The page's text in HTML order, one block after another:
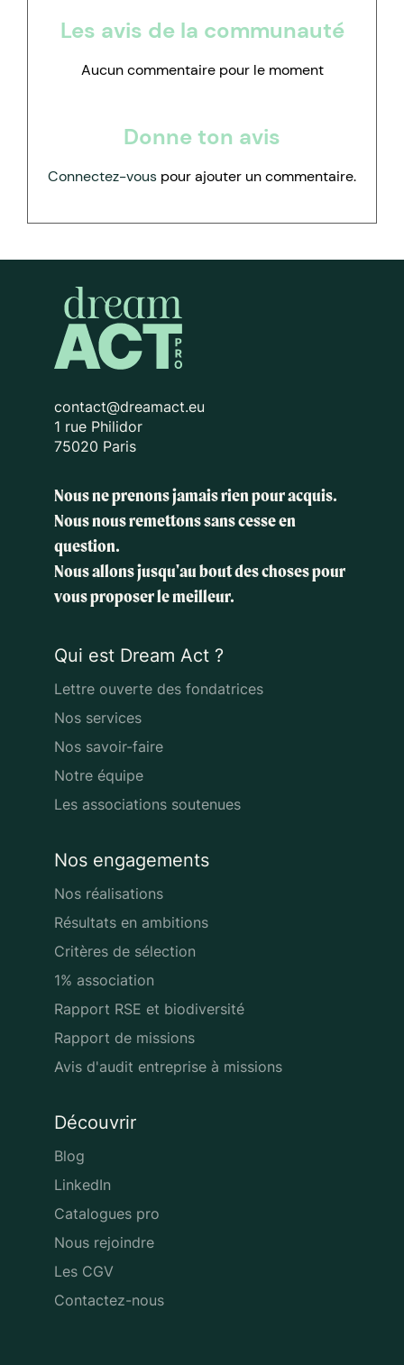
Les avis de la communauté
Aucun commentaire pour le moment
Donne ton avis
Connectez-vous pour ajouter un commentaire.
contact@dreamact.eu
1 rue Philidor
75020 Paris
Nous ne prenons jamais rien pour acquis.
Nous nous remettons sans cesse en
question.
Nous allons jusqu'au bout des chosespour
vous proposer le meilleur.
Qui est Dream Act ?
Lettre ouverte des fondatrices
Nos services
Nos savoir-faire
Notre équipe
Les associations soutenues
Nos engagements
Nos réalisations
Résultats en ambitions
Critères de sélection
1% association
Rapport RSE et biodiversité
Rapport de missions
Avis d'audit entreprise à missions
Découvrir
Blog
LinkedIn
Catalogues pro
Nous rejoindre
Les CGV
Contactez-nous